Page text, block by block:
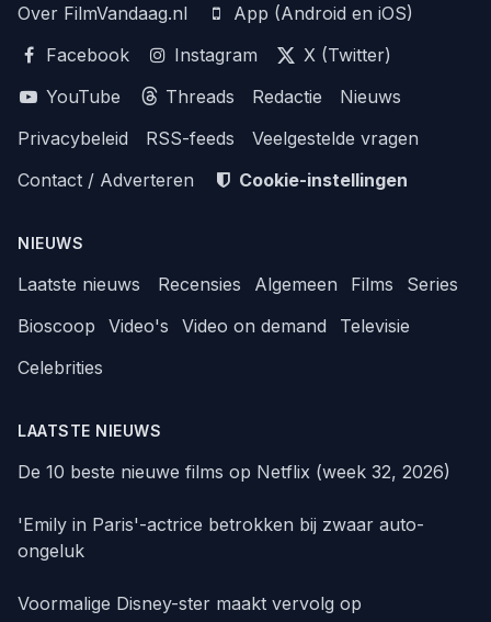
Over FilmVandaag.nl
App (Android en iOS)
Facebook
Instagram
X (Twitter)
YouTube
Threads Redactie
Nieuws
Privacybeleid
RSS-feeds
Veelgestelde vragen
Contact / Adverteren
Cookie-instellingen
NIEUWS
Laatste nieuws Recensies Algemeen Films
Series
Bioscoop
Video's Video on demand
Televisie
Celebrities
LAATSTE NIEUWS
De 10 beste nieuwe films op Netflix (week 32, 2026)
'Emily in Paris'-actrice betrokken bij zwaar auto-
ongeluk
Voormalige Disney-ster maakt vervolg op